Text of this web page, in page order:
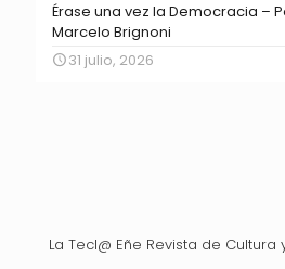
Érase una vez la Democracia –
Marcelo Brignoni
31 julio, 2026
La Tecl@ Eñe Revista de Cultura